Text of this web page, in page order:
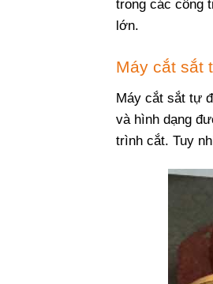
trong các công
lớn.
Máy cắt sắt
Máy cắt sắt tự
và hình dạng
trình cắt. Tuy